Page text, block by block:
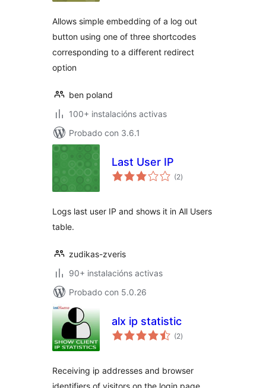
Allows simple embedding of a log out
button using one of three shortcodes
corresponding to a different redirect
option
ben poland
100+ instalacións activas
Probado con 3.6.1
Last User IP
(2valoracións
totais
)
Logs last user IP and shows it in All Users
table.
zudikas-zveris
90+ instalacións activas
Probado con 5.0.26
alx ip statistic
(2valoracións
totais
)
Receiving ip addresses and browser
identifiers of visitors on the login page